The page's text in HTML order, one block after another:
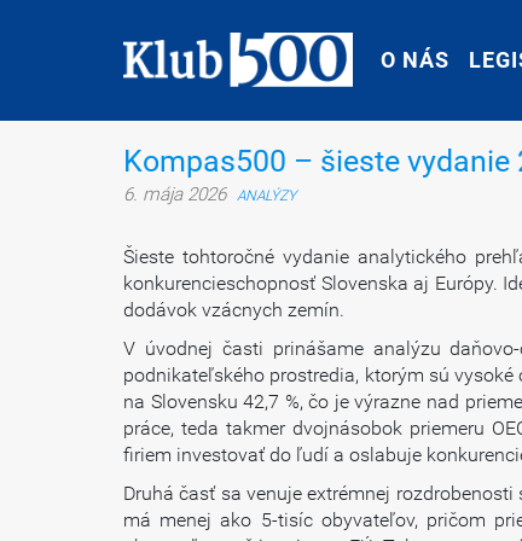
O NÁS
O NÁS
Kompas500 – šieste vydanie
6. mája 2026 ANALÝZY
Šieste tohtoročné vydanie analytického
konkurencieschopnosť Slovenska aj Európy.
dodávok vzácnych zemín.
V úvodnej časti prinášame analýzu
podnikateľského prostredia, ktorým sú
na Slovensku 42,7 %, čo je výrazne nad
práce, teda takmer dvojnásobok priemeru
firiem investovať do ľudí a oslabuje
Druhá časť sa venuje extrémnej
má menej ako 5-tisíc obyvateľov, pričom